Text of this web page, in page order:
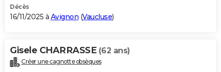
Décès
16/11/2025 à Avignon (Vaucluse)
Gisele CHARRASSE (62 ans)
Créer une cagnotte obsèques